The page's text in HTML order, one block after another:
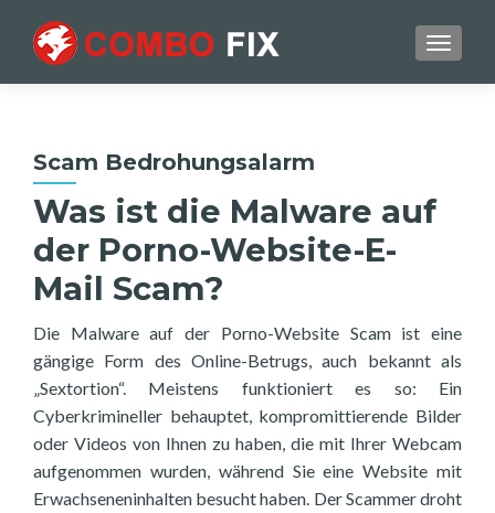
Scam Bedrohungsalarm
Was ist die Malware auf
der Porno-Website-E-
Mail Scam?
Die Malware auf der Porno-Website Scam ist eine
gängige Form des Online-Betrugs, auch bekannt als
„Sextortion“. Meistens funktioniert es so: Ein
Cyberkrimineller behauptet, kompromittierende Bilder
oder Videos von Ihnen zu haben, die mit Ihrer Webcam
aufgenommen wurden, während Sie eine Website mit
Erwachseneninhalten besucht haben. Der Scammer droht